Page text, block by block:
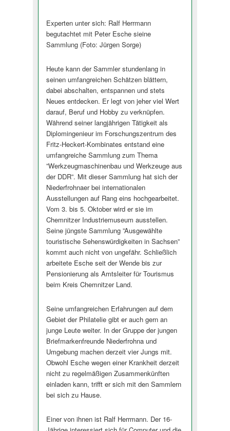
Experten unter sich: Ralf Herrmann
begutachtet mit Peter Esche sieine
Sammlung (Foto: Jürgen Sorge)
Heute kann der Sammler stundenlang in
seinen umfangreichen Schätzen blättern,
dabei abschalten, entspannen und stets
Neues entdecken. Er legt von jeher viel Wert
darauf, Beruf und Hobby zu verknüpfen.
Während seiner langjährigen Tätigkeit als
Diplomingenieur im Forschungszentrum des
Fritz-Heckert-Kombinates entstand eine
umfangreiche Sammlung zum Thema
”Werkzeugmaschinenbau und Werkzeuge aus
der DDR”. Mit dieser Sammlung hat sich der
Niederfrohnaer bei internationalen
Ausstellungen auf Rang eins hochgearbeitet.
Vom 3. bis 5. Oktober wird er sie im
Chemnitzer Industriemuseum ausstellen.
Seine jüngste Sammlung ”Ausgewählte
touristische Sehenswürdigkeiten in Sachsen”
kommt auch nicht von ungefähr. Schließlich
arbeitete Esche seit der Wende bis zur
Pensionierung als Amtsleiter für Tourismus
beim Kreis Chemnitzer Land.
Seine umfangreichen Erfahrungen auf dem
Gebiet der Philatelie gibt er auch gern an
junge Leute weiter. In der Gruppe der jungen
Briefmarkenfreunde Niederfrohna und
Umgebung machen derzeit vier Jungs mit.
Obwohl Esche wegen einer Krankheit derzeit
nicht zu regelmäßigen Zusammenkünften
einladen kann, trifft er sich mit den Sammlern
bei sich zu Hause.
Einer von ihnen ist Ralf Herrmann. Der 16-